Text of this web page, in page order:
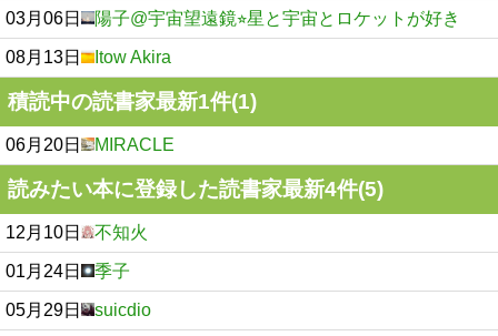
03月06日 陽子@宇宙望遠鏡⭐︎星と宇宙とロケットが好き
08月13日 Itow Akira
積読中の読書家最新1件(1)
06月20日 MIRACLE
読みたい本に登録した読書家最新4件(5)
12月10日 不知火
01月24日 季子
05月29日 suicdio